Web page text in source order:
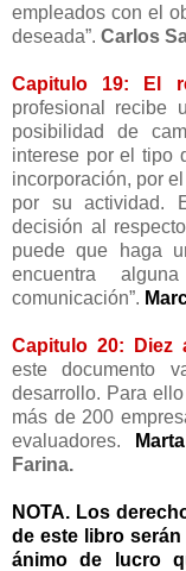
empleados con el
deseada”. Carlos
Capitulo 19: El
profesional recibe
posibilidad de
interese por el tipo
incorporación, por
por su actividad.
decisión al
puede que haga
encuentra
comunicación”.
Capitulo 20: Diez
este documento
desarrollo. Para
más de 200
evaluadores.
Farina.
NOTA. Los
de este libro
ánimo de lucro